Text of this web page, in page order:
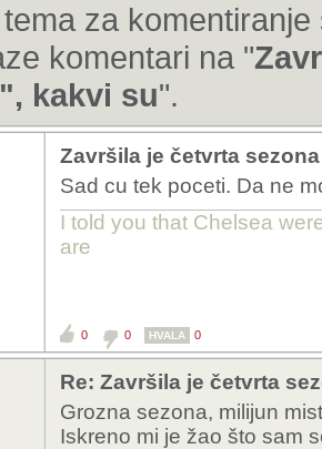
za
komentari na "
kakvi su".
Završila je četvrta
Sad cu tek poceti. Da ne
I told you that Chelsea
are
0 0 HVALA 0
Re: Završila je četvrta
Grozna sezona, milijun
Iskreno mi je žao što sam